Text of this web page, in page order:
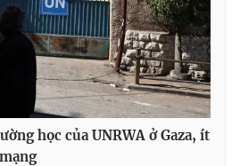
học của UNRWA ở Gaza, ít